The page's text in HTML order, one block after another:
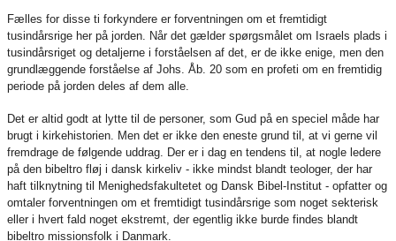
Fælles for disse ti forkyndere er forventningen om et fremtidigt
tusindårsrige her på jorden. Når det gælder spørgsmålet om Israels plads i
tusindårsriget og detaljerne i forståelsen af det, er de ikke enige, men den
grundlæggende forståelse af Johs. Åb. 20 som en profeti om en fremtidig
periode på jorden deles af dem alle.
Det er altid godt at lytte til de personer, som Gud på en speciel måde har
brugt i kirkehistorien. Men det er ikke den eneste grund til, at vi gerne vil
fremdrage de følgende uddrag. Der er i dag en tendens til, at nogle ledere
på den bibeltro fløj i dansk kirkeliv - ikke mindst blandt teologer, der har
haft tilknytning til Menighedsfakultetet og Dansk Bibel-Institut - opfatter og
omtaler forventningen om et fremtidigt tusindårsrige som noget sekterisk
eller i hvert fald noget ekstremt, der egentlig ikke burde findes blandt
bibeltro missionsfolk i Danmark.